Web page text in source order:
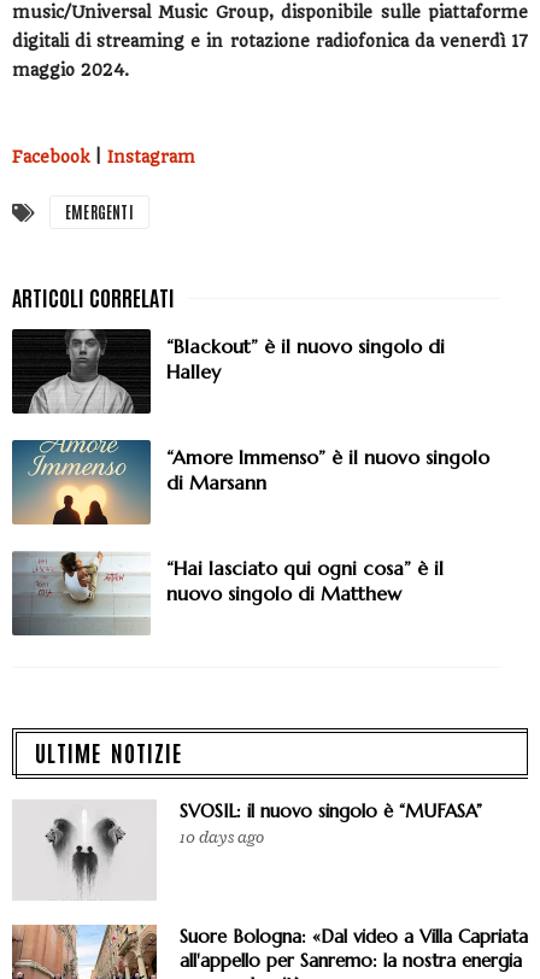
music/Universal Music Group, disponibile sulle piattaforme
digitali di streaming e in rotazione radiofonica da venerdì 17
maggio 2024.
Facebook| Instagram
EMERGENTI
“Blackout” è il nuovo singolo di
Halley
“Amore Immenso” è il nuovo singolo
di Marsann
“Hai lasciato qui ogni cosa” è il
nuovo singolo di Matthew
ULTIME NOTIZIE
SVOSIL: il nuovo singolo è “MUFASA”
10 days ago
Suore Bologna: «Dal video a Villa Capriata
all'appello per Sanremo: la nostra energia